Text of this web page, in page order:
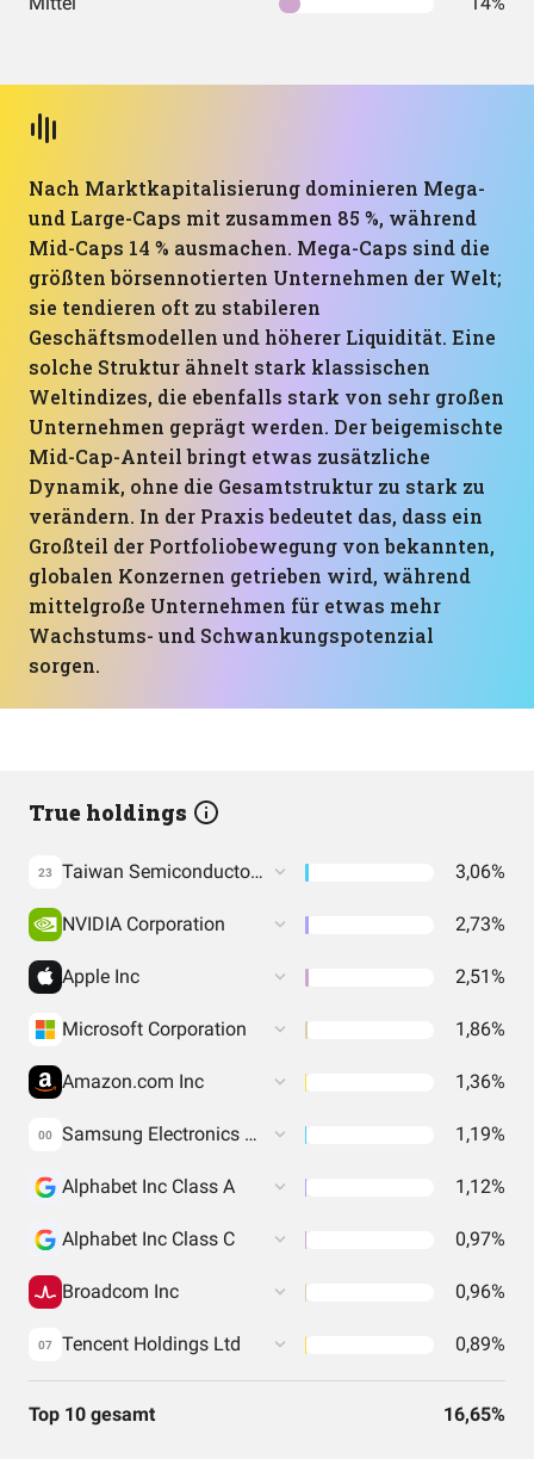
Nach Marktkapitalisierung dominieren Mega-
und Large-Caps mit zusammen 85 %, während
Mid-Caps 14 % ausmachen. Mega-Caps sind die
größten börsennotierten Unternehmen der Welt;
sie tendieren oft zu stabileren
Geschäftsmodellen und höherer Liquidität. Eine
solche Struktur ähnelt stark klassischen
Weltindizes, die ebenfalls stark von sehr großen
Unternehmen geprägt werden. Der beigemischte
Mid-Cap-Anteil bringt etwas zusätzliche
Dynamik, ohne die Gesamtstruktur zu stark zu
verändern. In der Praxis bedeutet das, dass ein
Großteil der Portfoliobewegung von bekannten,
globalen Konzernen getrieben wird, während
mittelgroße Unternehmen für etwas mehr
Wachstums- und Schwankungspotenzial
sorgen.
True holdings
23 Taiwan Semiconductor Manufacturing Co. Ltd. 3,06%
NVIDIA Corporation 2,73%
Apple Inc 2,51%
Microsoft Corporation 1,86%
Amazon.com Inc 1,36%
00 Samsung Electronics Co Ltd 1,19%
Alphabet Inc Class A 1,12%
Alphabet Inc Class C 0,97%
Broadcom Inc 0,96%
07 Tencent Holdings Ltd 0,89%
Top 10 gesamt 16,65%